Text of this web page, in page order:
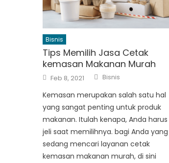
Bisnis
Tips Memilih Jasa Cetak
kemasan Makanan Murah
Posted
on
Feb 8, 2021 Author
Bisnis
Kemasan merupakan salah satu hal
yang sangat penting untuk produk
makanan. Itulah kenapa, Anda harus
jeli saat memilihnya. bagi Anda yang
sedang mencari layanan cetak
kemasan makanan murah, di sini